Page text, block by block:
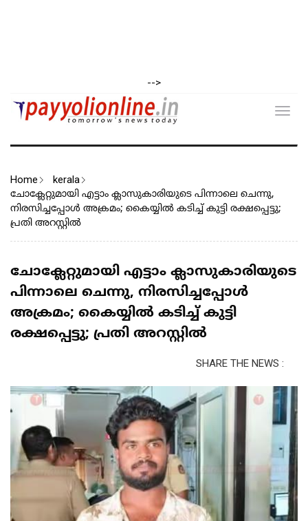
-->
Home kerala
ചോക്ലേറ്റുമായി എട്ടാം ക്ലാസുകാരിയുടെ പിന്നാലെ ചെന്നു,
നിരസിച്ചപ്പോൾ അക്രമം; കൈയ്യിൽ കടിച്ച് കുട്ടി രക്ഷപ്പെട്ടു;
പ്രതി അറസ്റ്റിൽ
ചോക്ലേറ്റുമായി എട്ടാം ക്ലാസുകാരിയുടെ
പിന്നാലെ ചെന്നു, നിരസിച്ചപ്പോൾ
അക്രമം; കൈയ്യിൽ കടിച്ച് കുട്ടി
രക്ഷപ്പെട്ടു; പ്രതി അറസ്റ്റിൽ
SHARE THE NEWS :